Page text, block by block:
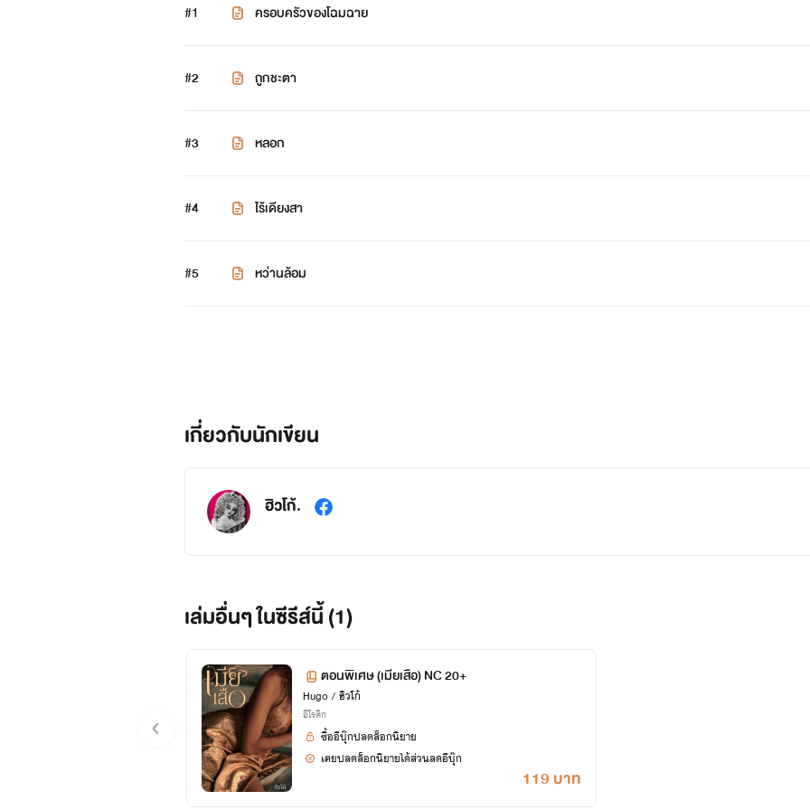
#1 ครอบครัวของโฉมฉาย
#2 ถูกชะตา
#3 หลอก
#4 ไร้เดียงสา
#5 หว่านล้อม
เกี่ยวกับนักเขียน
ฮิวโก้.
เล่มอื่นๆ ในซีรีส์นี้ (1)
ตอนพิเศษ (เมียเสือ) NC 20+
Hugo / ฮิวโก้
อีโรติก
119 บาท
ซื้ออีบุ๊กปลดล็อกนิยาย
เคยปลดล็อกนิยายได้ส่วนลดอีบุ๊ก